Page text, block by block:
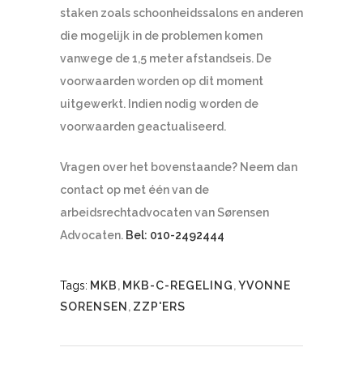
staken zoals schoonheidssalons en anderen
die mogelijk in de problemen komen
vanwege de 1,5 meter afstandseis. De
voorwaarden worden op dit moment
uitgewerkt. Indien nodig worden de
voorwaarden geactualiseerd.
Vragen over het bovenstaande? Neem dan
contact op met één van de
arbeidsrechtadvocaten van Sørensen
Advocaten. Bel: 010-2492444
Tags: MKB, MKB-C-REGELING,YVONNE
SORENSEN, ZZP'ERS